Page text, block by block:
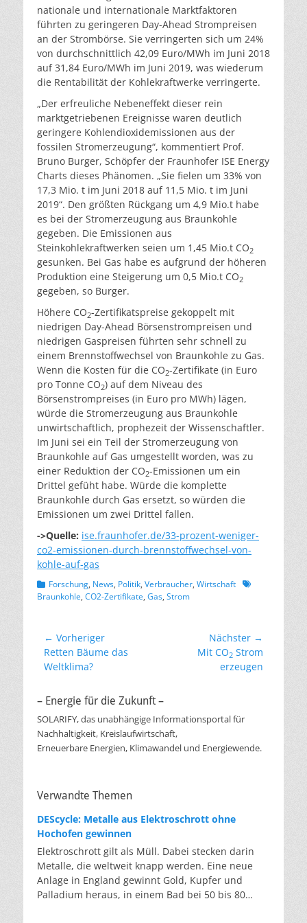
nationale und internationale Marktfaktoren
führten zu geringeren Day-Ahead Strompreisen
an der Strombörse. Sie verringerten sich um 24%
von durchschnittlich 42,09 Euro/MWh im Juni 2018
auf 31,84 Euro/MWh im Juni 2019, was wiederum
die Rentabilität der Kohlekraftwerke verringerte.
„Der erfreuliche Nebeneffekt dieser rein
marktgetriebenen Ereignisse waren deutlich
geringere Kohlendioxidemissionen aus der
fossilen Stromerzeugung“, kommentiert Prof.
Bruno Burger, Schöpfer der Fraunhofer ISE Energy
Charts dieses Phänomen. „Sie fielen um 33% von
17,3 Mio. t im Juni 2018 auf 11,5 Mio. t im Juni
2019“. Den größten Rückgang um 4,9 Mio.t habe
es bei der Stromerzeugung aus Braunkohle
gegeben. Die Emissionen aus
Steinkohlekraftwerken seien um 1,45 Mio.t CO2
gesunken. Bei Gas habe es aufgrund der höheren
Produktion eine Steigerung um 0,5 Mio.t CO2
gegeben, so Burger.
Höhere CO2-Zertifikatspreise gekoppelt mit
niedrigen Day-Ahead Börsenstrompreisen und
niedrigen Gaspreisen führten sehr schnell zu
einem Brennstoffwechsel von Braunkohle zu Gas.
Wenn die Kosten für die CO2-Zertifikate (in Euro
pro Tonne CO2) auf dem Niveau des
Börsenstrompreises (in Euro pro MWh) lägen,
würde die Stromerzeugung aus Braunkohle
unwirtschaftlich, prophezeit der Wissenschaftler.
Im Juni sei ein Teil der Stromerzeugung von
Braunkohle auf Gas umgestellt worden, was zu
einer Reduktion der CO2-Emissionen um ein
Drittel gefüht habe. Würde die komplette
Braunkohle durch Gas ersetzt, so würden die
Emissionen um zwei Drittel fallen.
->Quelle: ise.fraunhofer.de/33-prozent-weniger-
co2-emissionen-durch-brennstoffwechsel-von-
kohle-auf-gas
Kategorien
Forschung, News, Politik, Verbraucher, Wirtschaft Schlagworte
Braunkohle, CO2-Zertifikate, Gas, Strom
Beitragsnavigation
← Vorheriger
Vorheriger
Beitrag:
Retten Bäume das
Weltklima?
Nächster →
Mit CO2 Strom
erzeugen
– Energie für die Zukunft –
SOLARIFY, das unabhängige Informationsportal für
Nachhaltigkeit, Kreislaufwirtschaft,
Erneuerbare Energien, Klimawandel und Energiewende.
Verwandte Themen
DEScycle: Metalle aus Elektroschrott ohne
Hochofen gewinnen
Elektroschrott gilt als Müll. Dabei stecken darin
Metalle, die weltweit knapp werden. Eine neue
Anlage in England gewinnt Gold, Kupfer und
Palladium heraus, in einem Bad bei 50 bis 80